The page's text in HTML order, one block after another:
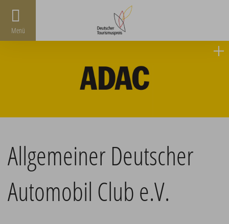
Menü
Allgemeiner Deutscher
Automobil Club e.V.